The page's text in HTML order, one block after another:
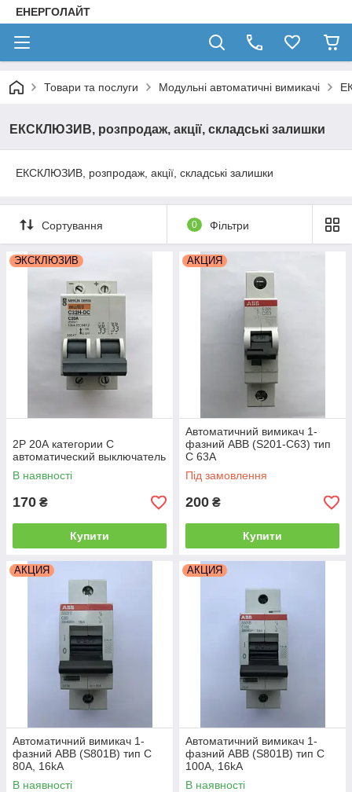
ЕНЕРГОЛАЙТ
Товари та послуги Модульні автоматичні вимикачі
ЕКСКЛЮЗИВ, розпродаж, акції, складські залишки
ЕКСКЛЮЗИВ, розпродаж, акції, складські залишки
Сортування 0 Фільтри
ЭКСКЛЮЗИВ
2Р 20А категории С
автоматический выключатель
В наявності
170 ₴
Купити
АКЦИЯ
Автоматичний вимикач 1-
фазний ABB (S201-C63) тип
C 63A
Під замовлення
200 ₴
Купити
АКЦИЯ
Автоматичний вимикач 1-
фазний ABB (S801В) тип C
80A, 16kA
В наявності
АКЦИЯ
Автоматичний вимикач 1-
фазний ABB (S801В) тип C
100A, 16kA
В наявності